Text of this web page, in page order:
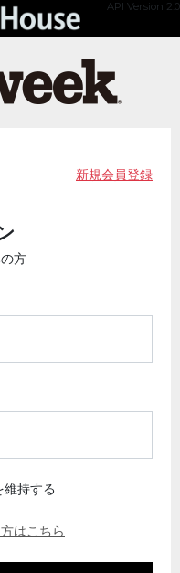
API Version 2.0
新規会員登録
方
維持する
はこちら